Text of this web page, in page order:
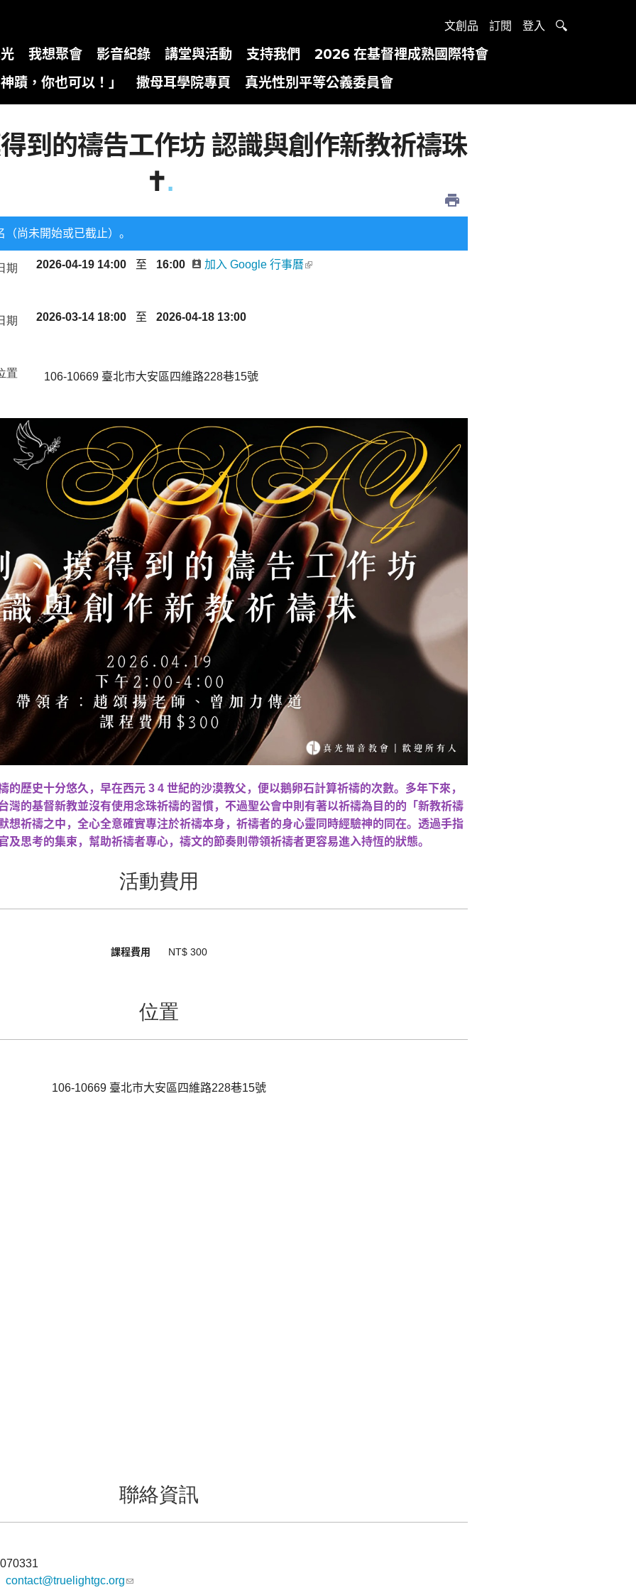
文創品 訂閱 登入
我想聚會 影音紀錄 講堂與活動 支持我們
2026 在基督裡成熟國際特會
蹟，你也可以！」
撒母耳學院專頁 真光性別平等公義委員會
到的禱告工作坊 認識與創作新教祈禱珠
✝️.
尚未開始或已截止）。
期 2026-04-19 14:00 至 16:00 加入 Google 行事曆
期 2026-03-14 18:00 至 2026-04-18 13:00
置 106-10669 臺北市大安區 四維路228巷15號
的歷史十分悠久，早在西元 3 4 世紀的沙漠教父，便以鵝卵石計算祈禱的次數。多年下來，
灣的基督新教並沒有使用念珠祈禱的習慣，不過聖公會中則有著以祈禱為目的的「新教祈禱
想祈禱之中，全心全意確實專注於祈禱本身，祈禱者的身心靈同時經驗神的同在。透過手指
及思考的集束，幫助祈禱者專心，禱文的節奏則帶領祈禱者更容易進入持恆的狀態。
活動費用
課程費用 NT$ 300
位置
106-10669 臺北市大安區 四維路228巷15號
聯絡資訊
contact@truelightgc.org